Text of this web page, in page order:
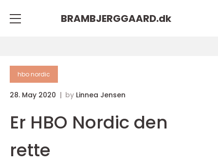
BRAMBJERGGAARD.dk
hbo nordic
28. May 2020 by Linnea Jensen
Er HBO Nordic den
rette